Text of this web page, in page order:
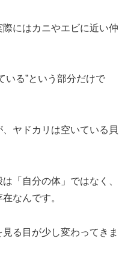
にはカニやエビに近い仲
いる”という部分だけで
ヤドカリは空いている貝
「自分の体」ではなく、
なんです。
る目が少し変わってきま